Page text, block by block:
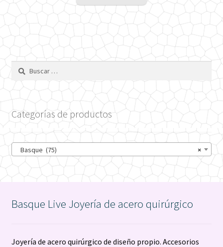
era: es:
Buscar:
Categorías de productos
×
Basque (75)
Basque Live Joyería de acero quirúrgico
Joyería de acero quirúrgico de diseño propio. Accesorios